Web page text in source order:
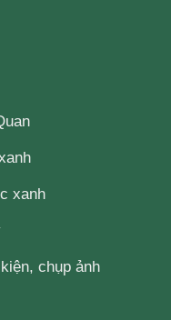
xanh
chụp ảnh